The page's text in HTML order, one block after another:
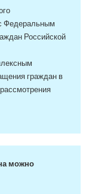
Федеральным
Российской
граждан в
можно